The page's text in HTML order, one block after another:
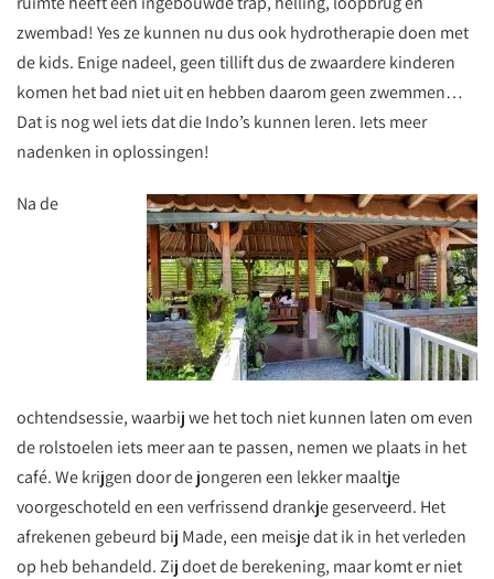
zwembad! Yes ze kunnen nu dus ook hydrotherapie doen met
de kids. Enige nadeel, geen tillift dus de zwaardere kinderen
komen het bad niet uit en hebben daarom geen zwemmen…
Dat is nog wel iets dat die Indo’s kunnen leren. Iets meer
nadenken in oplossingen!
Na de
ochtendsessie, waarbij we het toch niet kunnen laten om even
de rolstoelen iets meer aan te passen, nemen we plaats in het
café. We krijgen door de jongeren een lekker maaltje
voorgeschoteld en een verfrissend drankje geserveerd. Het
afrekenen gebeurd bij Made, een meisje dat ik in het verleden
op heb behandeld. Zij doet de berekening, maar komt er niet